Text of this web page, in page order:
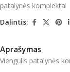
patalynės komplektai
Dalintis:
Aprašymas
Viengulis patalynės